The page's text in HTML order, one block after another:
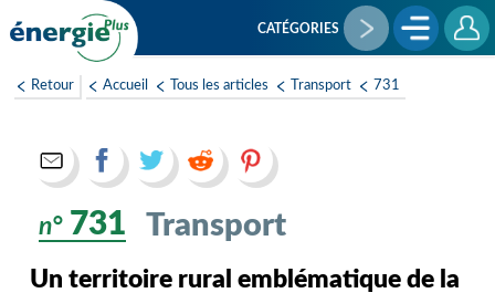
au
CATÉGORIES
Retour Accueil Tous les articles Transport 731
n° 731 Transport
Un territoire rural emblématique de la